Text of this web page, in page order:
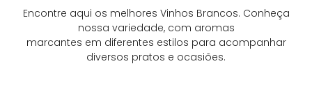
Encontre aqui os melhores Vinhos Brancos. Conheça
nossa variedade, com aromas
marcantes em diferentes estilos para acompanhar
diversos pratos e ocasiões.